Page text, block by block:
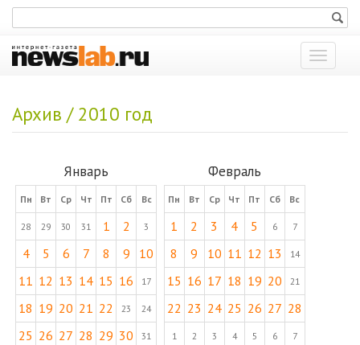
Показать
меню
Архив / 2010 год
Январь
Пн Вт Ср Чт Пт Сб Вс
28 29 30 31 1 2 3
4 5 6 7 8 9
10
11 12 13 14 15 16 17
18 19 20 21 22 23 24
25 26 27 28 29 30 31
Февраль
Пн Вт Ср Чт Пт Сб Вс
1 2 3 4 5 6 7
8 9 10 11 12 13 14
15 16 17 18 19 20 21
22 23 24 25 26 27 28
1 2 3 4 5 6 7